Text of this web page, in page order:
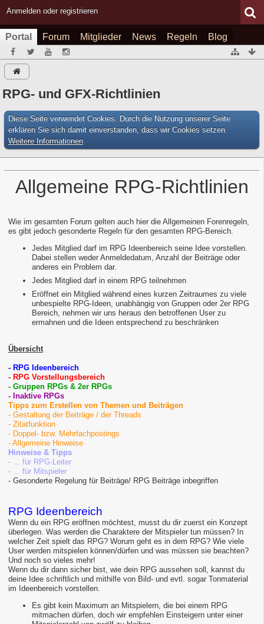
Anmelden oder registrieren
Portal Forum Mitglieder News Regeln Blog
RPG- und GFX-Richtlinien
Diese Seite verwendet Cookies. Durch die Nutzung unserer Seite
erklären Sie sich damit einverstanden, dass wir Cookies setzen.
Weitere Informationen
Allgemeine RPG-Richtlinien
Wie im gesamten Forum gelten auch hier die Allgemeinen Forenregeln,
es gibt jedoch gesonderte Regeln für den gesamten RPG-Bereich.
Jedes Mitglied darf im RPG Ideenbereich seine Idee vorstellen.
Dabei stellen weder Anmeldedatum, Anzahl der Beiträge oder
anderes ein Problem dar.
Jedes Mitglied darf in einem RPG teilnehmen
Eröffnet ein Mitglied während eines kurzen Zeitraumes zu viele
unbespielte RPG-Ideen, unabhängig von Gruppen oder 2er RPG
Bereich, nehmen wir uns heraus den betroffenen User zu
ermahnen und die Ideen entsprechend zu beschränken
Übersicht
- RPG Ideenbereich
- RPG Vorstellungsbereich
- Gruppen RPGs & 2er RPGs
- Inaktive RPGs
Tipps zum Erstellen von Themen und Beiträgen
- Gestaltung der Beiträge / der Threads
- Zitatfunktion
- Doppel- bzw. Mehrfachpostings
- Allgemeine Hinweise
Hinweise & Tipps
- ... für RPG-Leiter
- ... für Mitspieler
- Gesonderte Regelung für Beiträge/ RPG Beiträge inbegriffen
RPG Ideenbereich
Wenn du ein RPG eröffnen möchtest, musst du dir zuerst ein Konzept
überlegen. Was werden die Charaktere der Mitspieler tun müssen? In
welcher Zeit spielt das RPG? Worum geht es in dem RPG? Wie viele
User werden mitspielen können/dürfen und was müssen sie beachten?
Und noch so vieles mehr!
Wenn du dir dann sicher bist, wie dein RPG aussehen soll, kannst du
deine Idee schriftlich und mithilfe von Bild- und evtl. sogar Tonmaterial
im Ideenbereich vorstellen.
Es gibt kein Maximum an Mitspielern, die bei einem RPG
mitmachen dürfen, doch wir empfehlen Einsteigern unter einer